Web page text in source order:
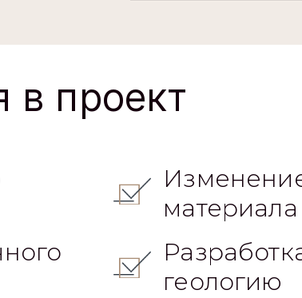
в проект
геологию